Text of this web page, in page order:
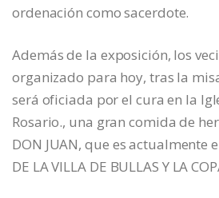
ordenación como sacerdote.
Además de la exposición, los
organizado para hoy, tras la
será oficiada por el cura en la
Rosario., una gran comida de
DON JUAN, que es actualmente
DE LA VILLA DE BULLAS Y LA